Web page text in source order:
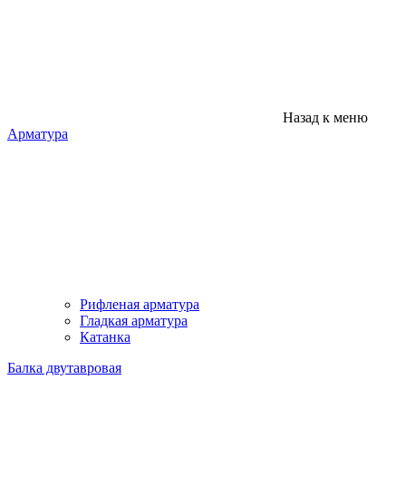
Назад к меню
Арматура
Рифленая арматура
Гладкая арматура
Катанка
Балка двутавровая